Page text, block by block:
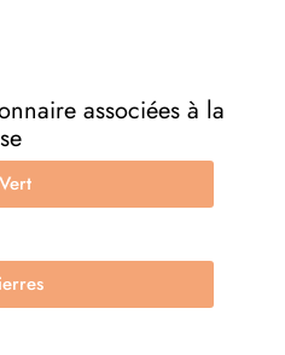
associées à la
Vert